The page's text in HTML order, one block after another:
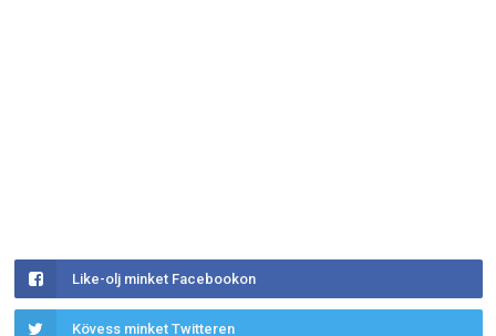
Like-olj minket Facebookon
Kövess minket Twitteren